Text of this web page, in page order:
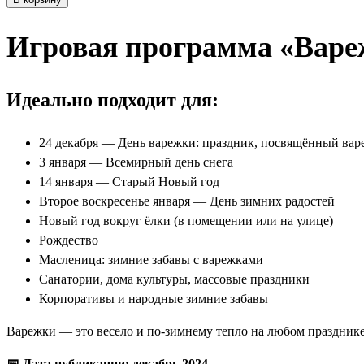
Игровая программа
Идеально подходит для:
24 декабря — День варежки: праздник, посвящённый
3 января — Всемирный день снега
14 января — Старый Новый год
Второе воскресенье января — День зимних радостей
Новый год вокруг ёлки (в помещении или на улице)
Рождество
Масленица: зимние забавы с варежками
Санатории, дома культуры, массовые праздники
Корпоративы и народные зимние забавы
Варежки — это весело и по-зимнему тепло на любом